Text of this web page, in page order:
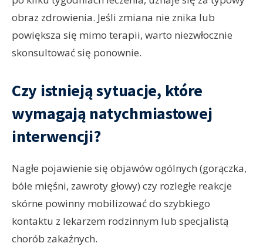
obraz zdrowienia. Jeśli zmiana nie znika lub
powiększa się mimo terapii, warto niezwłocznie
skonsultować się ponownie.
Czy istnieją sytuacje, które
wymagają natychmiastowej
interwencji?
Nagłe pojawienie się objawów ogólnych (gorączka,
bóle mięśni, zawroty głowy) czy rozległe reakcje
skórne powinny mobilizować do szybkiego
kontaktu z lekarzem rodzinnym lub specjalistą
chorób zakaźnych.